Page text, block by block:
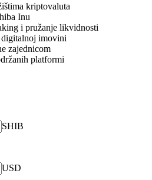
kriptovaluta
Inu
i pružanje likvidnosti
imovini
zajednicom
platformi
SHIB
USD